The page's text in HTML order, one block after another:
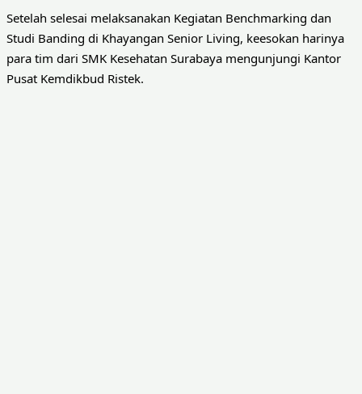
Setelah selesai melaksanakan Kegiatan Benchmarking dan
Studi Banding di Khayangan Senior Living, keesokan harinya
para tim dari SMK Kesehatan Surabaya mengunjungi Kantor
Pusat Kemdikbud Ristek.